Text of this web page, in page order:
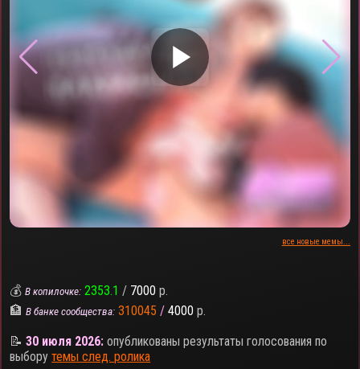
▶
все новые мемы...
💰В копилочке: 2353.1 / 7000 р.
🏦В банке сообщества: 310045 / 4000 р.
📝30 июля 2026: опубликованы результаты голосования по
выборутемы след. ролика